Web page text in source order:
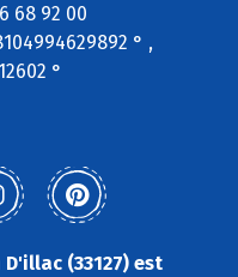
68 92 00
° ,
°
(33127) est